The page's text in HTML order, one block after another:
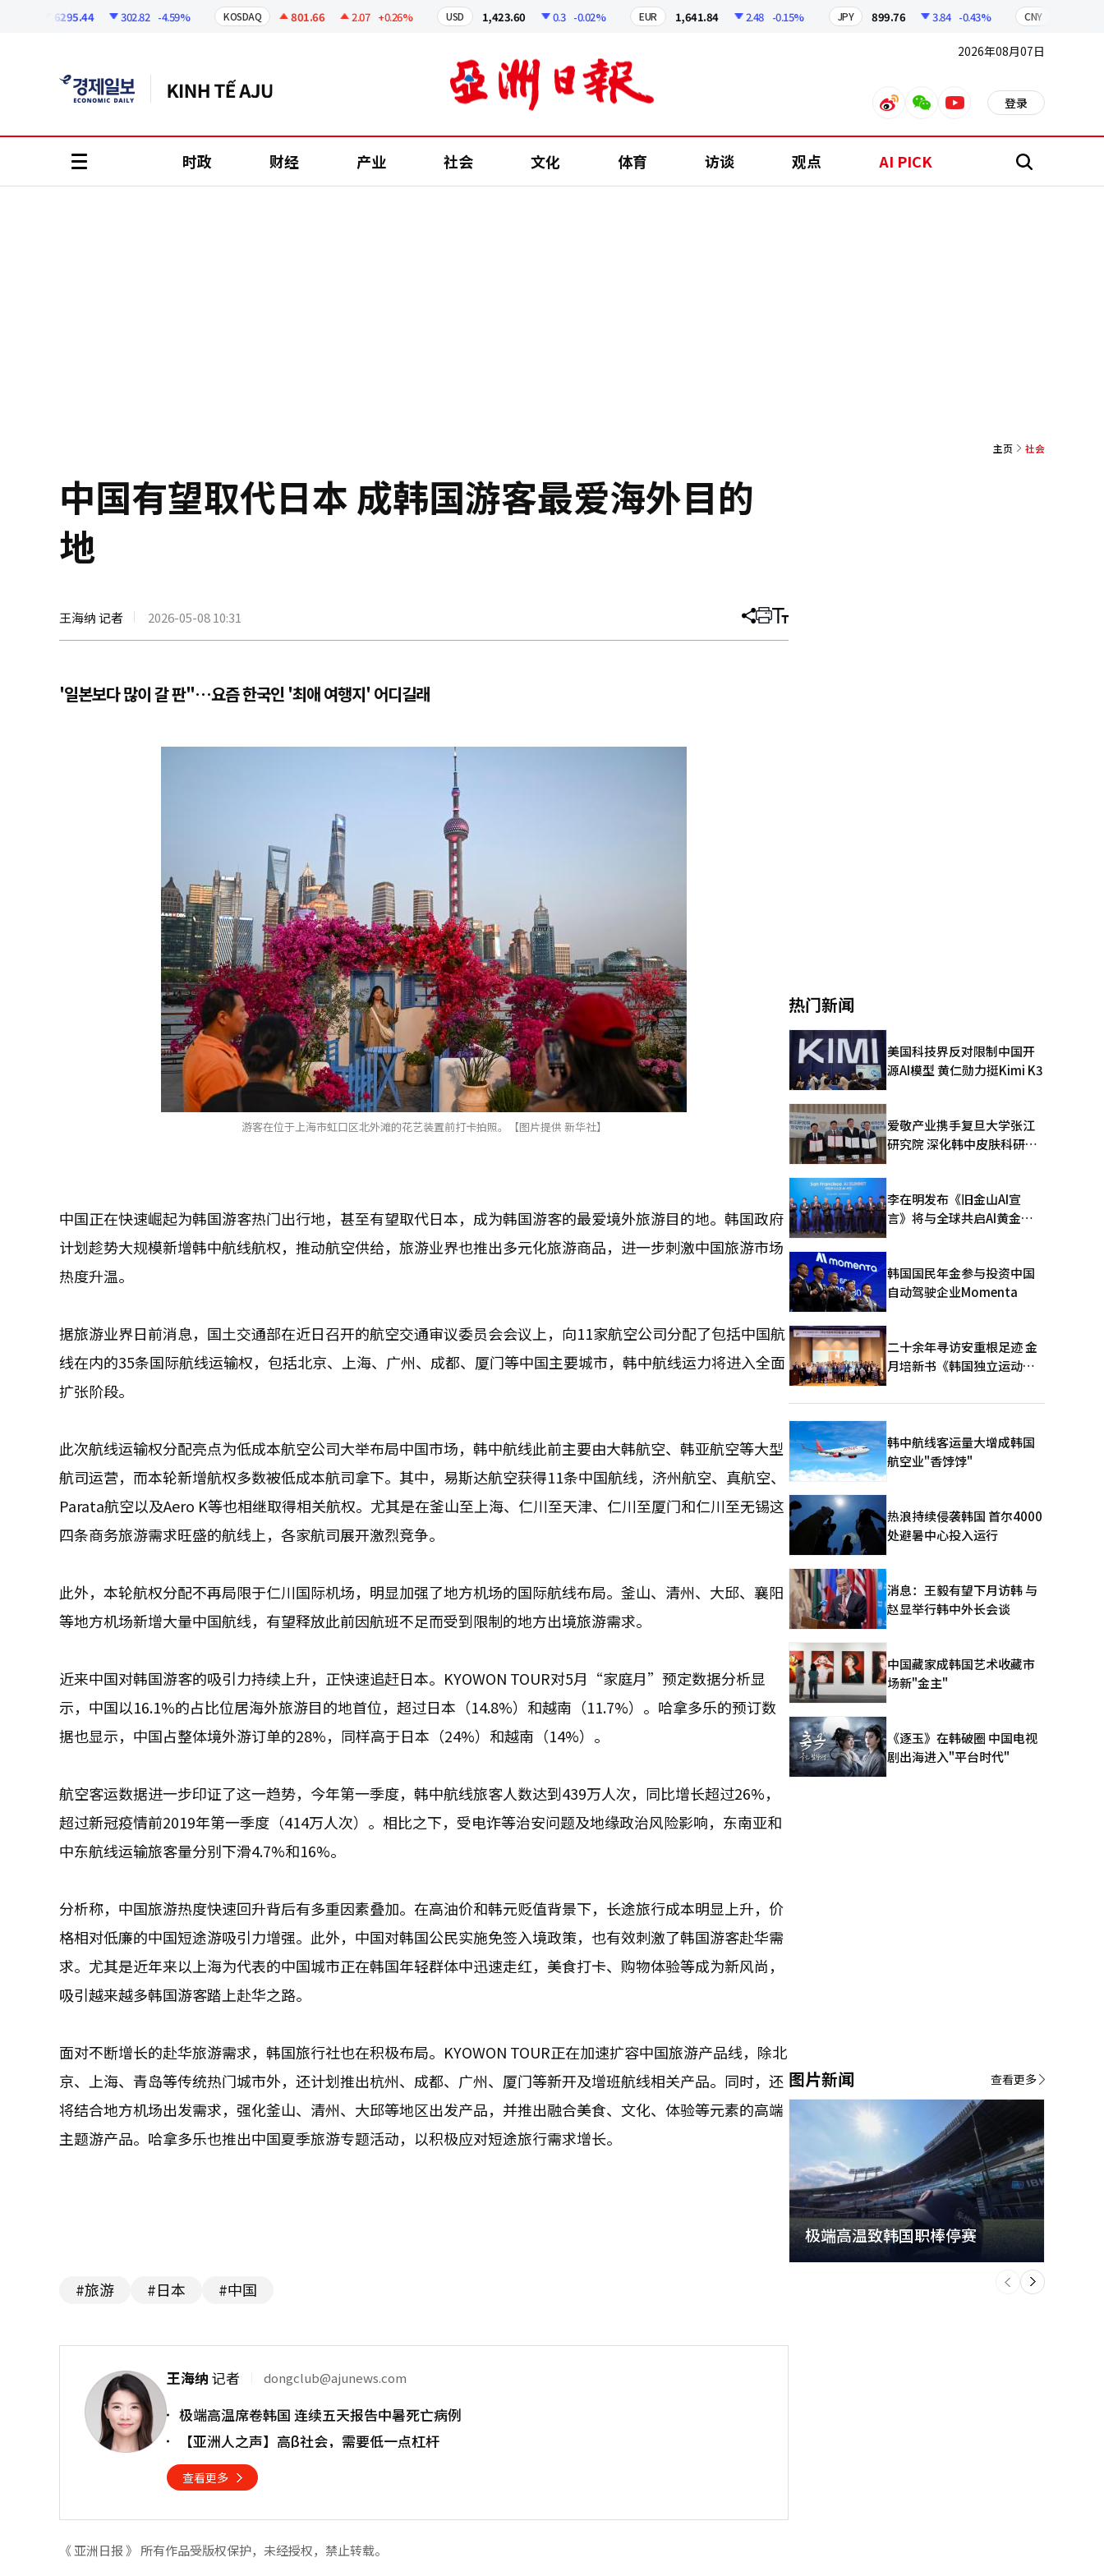
6295.44 302.82 -4.59% KOSDAQ 801.66 2.07 +0.26% USD 1,423.60 0.3 -0.02% EUR 1,641.84 2.48 -0.15% JPY 899.76 3.84 -0.43% CNY 210.96
2026年08月07日
weiboweixinyoutube 登录
时政 财经 产业 社会 文化 体育 访谈 观点 AI PICK 搜
主页 社会
中国有望取代日本 成韩国游客最爱海外目的
地
王海纳 记者 2026-05-08 10:31 分
文
打 调
大
'일본보다 많이 갈 판"…요즘 한국인 '최애 여행지' 어디길래
游客在位于上海市虹口区北外滩的花艺装置前打卡拍照。【图片提供 新华社】
中国正在快速崛起为韩国游客热门出行地，甚至有望取代日本，成为韩国游客的最爱境外旅游目的地。韩国政府
计划趁势大规模新增韩中航线航权，推动航空供给，旅游业界也推出多元化旅游商品，进一步刺激中国旅游市场
热度升温。
据旅游业界日前消息，国土交通部在近日召开的航空交通审议委员会会议上，向11家航空公司分配了包括中国航
线在内的35条国际航线运输权，包括北京、上海、广州、成都、厦门等中国主要城市，韩中航线运力将进入全面
扩张阶段。
此次航线运输权分配亮点为低成本航空公司大举布局中国市场，韩中航线此前主要由大韩航空、韩亚航空等大型
航司运营，而本轮新增航权多数被低成本航司拿下。其中，易斯达航空获得11条中国航线，济州航空、真航空、
Parata航空以及Aero K等也相继取得相关航权。尤其是在釜山至上海、仁川至天津、仁川至厦门和仁川至无锡这
四条商务旅游需求旺盛的航线上，各家航司展开激烈竞争。
此外，本轮航权分配不再局限于仁川国际机场，明显加强了地方机场的国际航线布局。釜山、清州、大邱、襄阳
等地方机场新增大量中国航线，有望释放此前因航班不足而受到限制的地方出境旅游需求。
近来中国对韩国游客的吸引力持续上升，正快速追赶日本。KYOWON TOUR对5月“家庭月”预定数据分析显
示，中国以16.1%的占比位居海外旅游目的地首位，超过日本（14.8%）和越南（11.7%）。哈拿多乐的预订数
据也显示，中国占整体境外游订单的28%，同样高于日本（24%）和越南（14%）。
航空客运数据进一步印证了这一趋势，今年第一季度，韩中航线旅客人数达到439万人次，同比增长超过26%，
超过新冠疫情前2019年第一季度（414万人次）。相比之下，受电诈等治安问题及地缘政治风险影响，东南亚和
中东航线运输旅客量分别下滑4.7%和16%。
分析称，中国旅游热度快速回升背后有多重因素叠加。在高油价和韩元贬值背景下，长途旅行成本明显上升，价
格相对低廉的中国短途游吸引力增强。此外，中国对韩国公民实施免签入境政策，也有效刺激了韩国游客赴华需
求。尤其是近年来以上海为代表的中国城市正在韩国年轻群体中迅速走红，美食打卡、购物体验等成为新风尚，
吸引越来越多韩国游客踏上赴华之路。
面对不断增长的赴华旅游需求，韩国旅行社也在积极布局。KYOWON TOUR正在加速扩容中国旅游产品线，除北
京、上海、青岛等传统热门城市外，还计划推出杭州、成都、广州、厦门等新开及增班航线相关产品。同时，还
将结合地方机场出发需求，强化釜山、清州、大邱等地区出发产品，并推出融合美食、文化、体验等元素的高端
主题游产品。哈拿多乐也推出中国夏季旅游专题活动，以积极应对短途旅行需求增长。
#旅游 #日本 #中国
王海纳 记者 dongclub@ajunews.com
极端高温席卷韩国 连续五天报告中暑死亡病例
【亚洲人之声】高β社会，需要低一点杠杆
查看更多
《 亚洲日报 》 所有作品受版权保护，未经授权，禁止转载。
热门新闻
美国科技界反对限制中国开
源AI模型 黄仁勋力挺Kimi K3
爱敬产业携手复旦大学张江
研究院 深化韩中皮肤科研合
李在明发布《旧金山AI宣
言》将与全球共启AI黄金时
韩国国民年金参与投资中国
自动驾驶企业Momenta
二十余年寻访安重根足迹 金
月培新书《韩国独立运动圣
版
韩中航线客运量大增成韩国
航空业"香饽饽"
热浪持续侵袭韩国 首尔4000
处避暑中心投入运行
消息：王毅有望下月访韩 与
赵显举行韩中外长会谈
中国藏家成韩国艺术收藏市
场新"金主"
《逐玉》在韩破圈 中国电视
剧出海进入"平台时代"
图片新闻
极端高温致韩国职棒停赛
下
一
个
查看更多